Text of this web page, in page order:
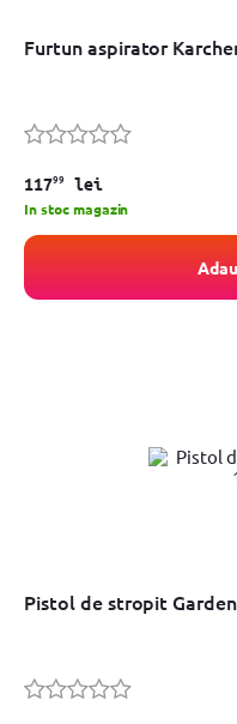
Furtun aspirator
11799 lei
In stoc magazin
Pistol de stropit